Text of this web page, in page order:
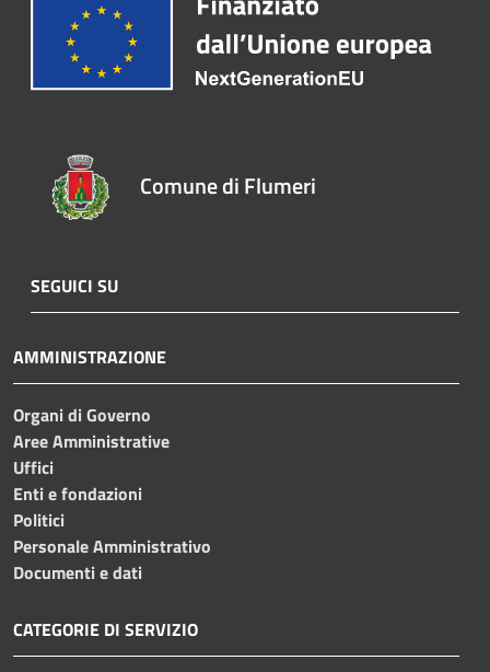
Comune di Flumeri
SEGUICI SU
AMMINISTRAZIONE
Organi di Governo
Aree Amministrative
Uffici
Enti e fondazioni
Politici
Personale Amministrativo
Documenti e dati
CATEGORIE DI SERVIZIO